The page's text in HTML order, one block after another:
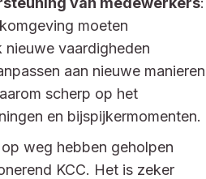
moeten
nieuwe vaardigheden
aan nieuwe manieren
scherp op het
en bijspijkermomenten.
weg hebben geholpen
KCC. Het is zeker